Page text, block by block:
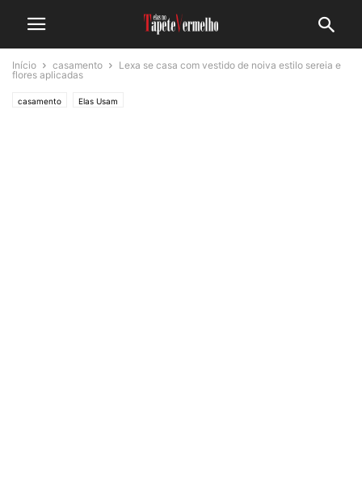
Início casamento
Lexa se casa com vestido de noiva estilo sereia e
flores aplicadas
casamento Elas Usam